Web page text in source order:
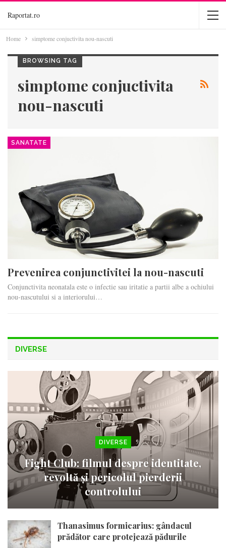
Raportat.ro
Home simptome conjuctivita nou-nascuti
BROWSING TAG
simptome conjuctivita
nou-nascuti
SANATATE
Prevenirea conjunctivitei la nou-nascuti
Conjunctivita neonatala este o infectie sau iritatie a partii albe a ochiului
nou-nascutului si a interiorului…
DIVERSE
DIVERSE
Fight Club: filmul despre identitate,
revoltă și pericolul pierderii
controlului
Thanasimus formicarius: gândacul
prădător care protejează pădurile